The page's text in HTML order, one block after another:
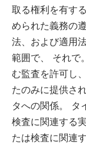
取る権利を有す
められた義務の
法、および適用
範囲で、 それで
む監査を許可し
たのみに提供さ
タへの関係。 タ
検査に関連する
たは検査に関連